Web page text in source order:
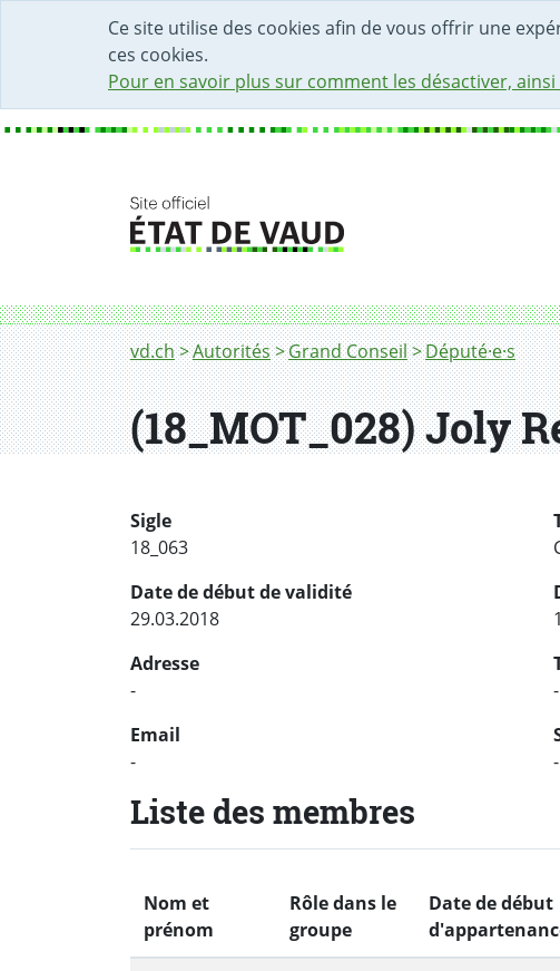
Ce site utilise des cookies afin de vous offrir une
ces cookies.
Pour en savoir plus sur comment les désactiver,
DÉBUT DU CONTENU DE LA PAGE
ACCÈS AU CHAMP DE RECHERCHE
PAGE D'ACCUEIL
FORMULAIRE DE CONTACT
Fil d'Ariane
vd.ch Autorités Grand Conseil Député·e·s
(18_MOT_028) Joly
Sigle
18_063
Date de début de validité
29.03.2018
Adresse
-
-
Email
-
-
Liste des membres
Nom et
prénom
Rôle dans le
groupe
Date de début